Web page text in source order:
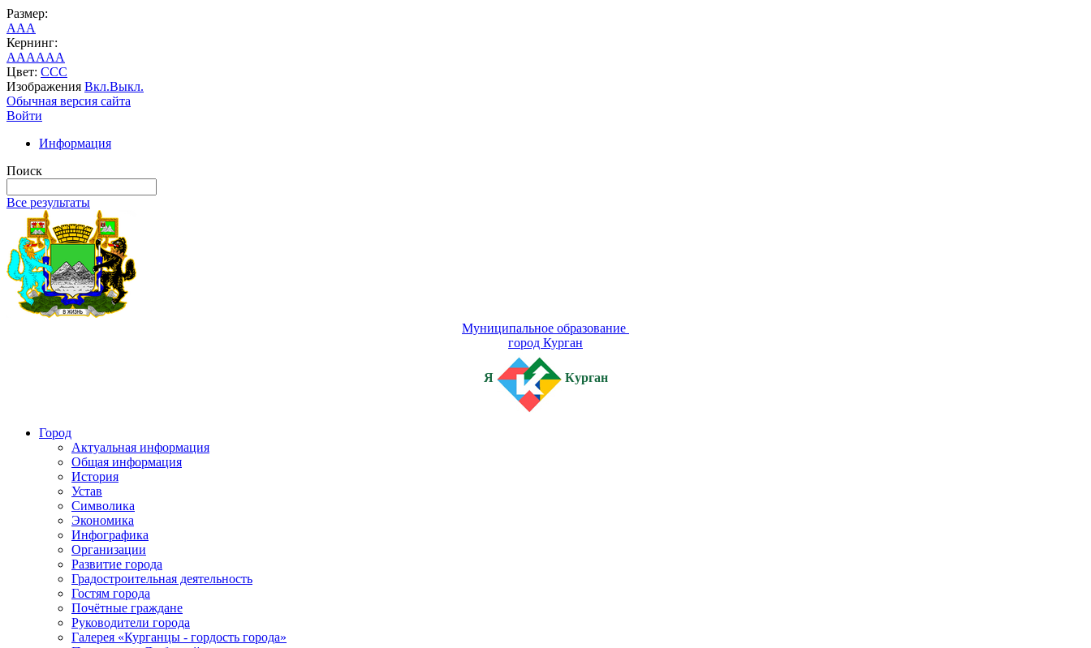
Размер:
AAA
Кернинг:
AAAAAA
Цвет: CCC
Изображения Вкл.Выкл.
Обычная версия сайта
Войти
Информация
Поиск
Все результаты
Муниципальное образование
город Курган
Я Курган
Город
Актуальная информация
Общая информация
История
Устав
Символика
Экономика
Инфографика
Организации
Развитие города
Градостроительная деятельность
Гостям города
Почётные граждане
Руководители города
Галерея «Курганцы - гордость города»